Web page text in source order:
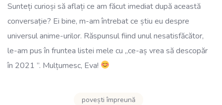
Sunteți curioși să aflați ce am făcut imediat după această
conversație? Ei bine, m-am întrebat ce știu eu despre
universul anime-urilor. Răspunsul fiind unul nesatisfăcător,
le-am pus în fruntea listei mele cu „ce-aș vrea să descopăr
în 2021 ”. Mulțumesc, Eva!
povești împreună